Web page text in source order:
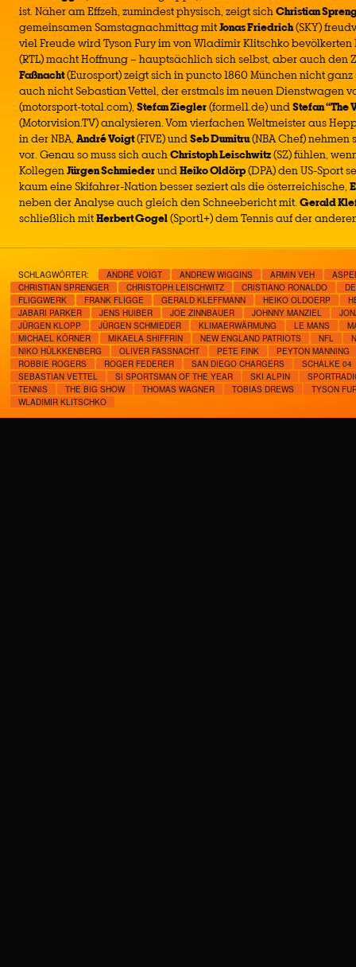
ist. Näher am Effzeh, zumindest physisch, zeigt sichChristian
gemeinsamen Samstagnachmittag mitJonas Friedrich(SKY)
viel Freude wird Tyson Fury im von Wladimir Klitschko
(RTL) macht Hoffnung – hauptsächlich sich selbst, aber auch den
Faßnacht(Eurosport) zeigt sich in puncto 1860 München nicht
auch nicht Sebastian Vettel, der erstmals im neuen Dienstwagen
(motorsport-total.com), Stefan Ziegler(formel1.de) undStefan “The
(Motorvision.TV) analysieren. Vom vierfachen Weltmeister aus
in der NBA, André Voigt(FIVE) undSeb Dumitru(NBA Chef) nehmen
vor. Genau so muss sich auchChristoph Leischwitz(SZ) fühlen,
KollegenJürgen SchmiederundHeiko Oldörp(DPA) den US-Sport
kaum eine Skifahrer-Nation besser seziert als die österreichische,
neben der Analyse auch gleich den Schneebericht mit.Gerald
schließlich mitHerbert Gogel(Sport1+) dem Tennis auf der
SCHLAGWÖRTER: ANDRÉ VOIGT ANDREW WIGGINS ARMIN VEH
CHRISTIAN SPRENGER
CHRISTOPH LEISCHWITZ CRISTIANO RONALDO
FLIGGWERK
FRANK FLIGGE GERALD KLEFFMANN HEIKO OLDOERP
JABARI PARKER
JENS HUIBER JOE ZINNBAUER JOHNNY MANZIEL
JÜRGEN KLOPP
JÜRGEN SCHMIEDER KLIMAERWÄRMUNG LE MANS
MICHAEL KÖRNER
MIKAELA SHIFFRIN NEW ENGLAND PATRIOTS NFL
NIKO HÜLKKENBERG
OLIVER FASSNACHT PETE FINK
PEYTON MANNING
ROBBIE ROGERS
ROGER FEDERER SAN DIEGO CHARGERS
SCHALKE 04
SEBASTIAN VETTEL
SI SPORTSMAN OF THE YEAR SKI ALPIN
TENNIS
THE BIG SHOW THOMAS WAGNER TOBIAS DREWS
TYSON
WLADIMIR KLITSCHKO